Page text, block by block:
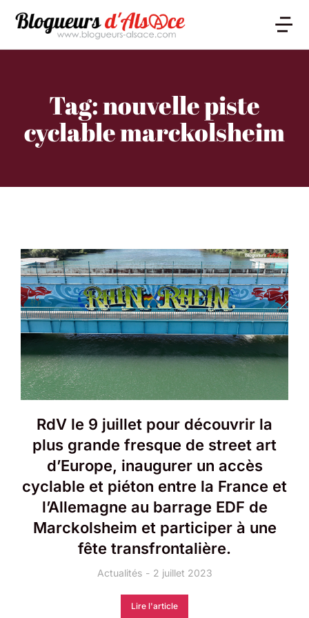
Tag: nouvelle piste
cyclable marckolsheim
RdV le 9 juillet pour découvrir la
plus grande fresque de street art
d’Europe, inaugurer un accès
cyclable et piéton entre la France et
l’Allemagne au barrage EDF de
Marckolsheim et participer à une
fête transfrontalière.
Actualités 2 juillet 2023
Lire l'article